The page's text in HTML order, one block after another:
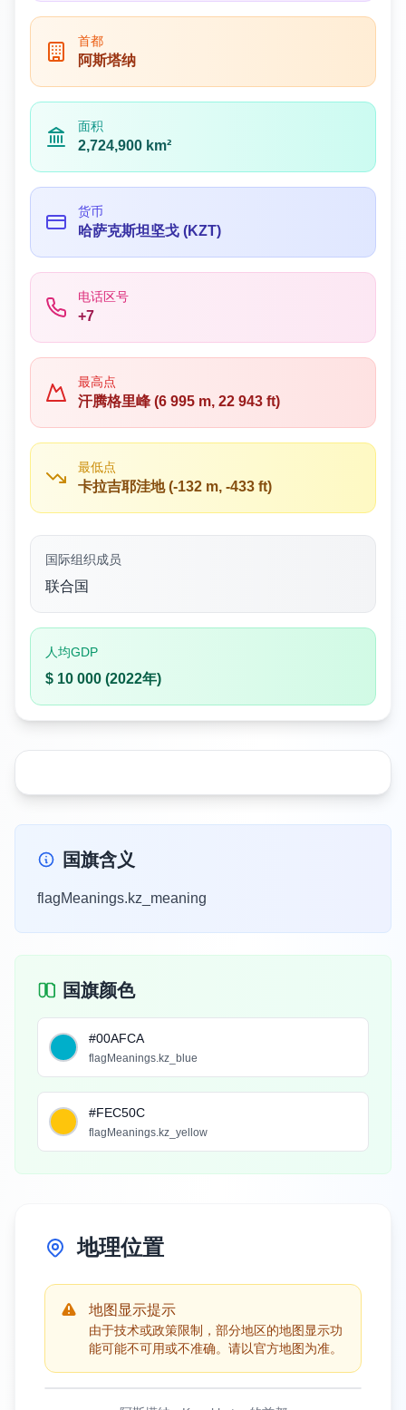
首都
阿斯塔纳
面积
2,724,900 km²
货币
哈萨克斯坦坚戈 (KZT)
电话区号
+7
最高点
汗腾格里峰 (6 995 m, 22 943 ft)
最低点
卡拉吉耶洼地 (-132 m, -433 ft)
国际组织成员
联合国
人均GDP
$ 10 000 (2022年)
国旗含义
flagMeanings.kz_meaning
国旗颜色
#00AFCA
flagMeanings.kz_blue
#FEC50C
flagMeanings.kz_yellow
地理位置
地图显示提示
由于技术或政策限制，部分地区的地图显示功
能可能不可用或不准确。请以官方地图为准。